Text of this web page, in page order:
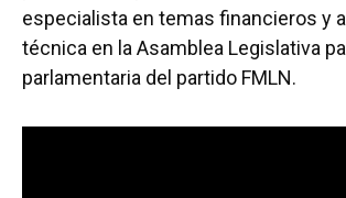
especialista en temas financieros y
técnica en la Asamblea Legislativa
parlamentaria del partido FMLN.